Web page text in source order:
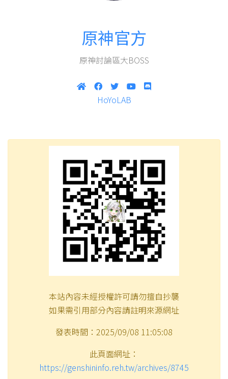
原神官方
原神討論區大BOSS
HoYoLAB
本站內容未經授權許可請勿擅自抄襲
如果需引用部分內容請註明來源網址
發表時間：2025/09/08 11:05:08
此頁面網址：
https://genshininfo.reh.tw/archives/8745